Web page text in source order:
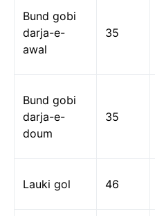
Bund gobi
darja-e-
awal
35
Bund gobi
darja-e-
doum
35
Lauki gol 46